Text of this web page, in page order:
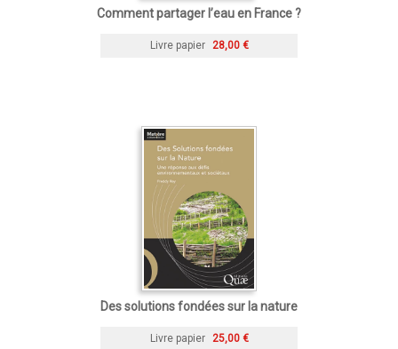
Comment partager l’eau en France ?
Livre papier 28,00 €
Des solutions fondées sur la nature
Livre papier 25,00 €